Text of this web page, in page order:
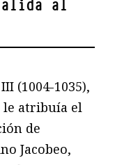
al
(1004-1035),
le atribuía el
de
Jacobeo,